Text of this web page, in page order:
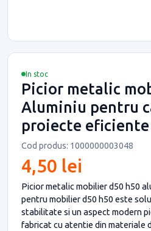
In stoc
Picior metalic
Aluminiu pentru
proiecte eficiente
Cod produs: 1000000003048
4,50 lei
Picior metalic mobilier d50 h50
pentru mobilier d50 h50 este
stabilitate si un aspect modern
fabricat cu atentie din materiale